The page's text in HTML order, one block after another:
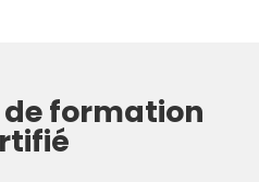
formation